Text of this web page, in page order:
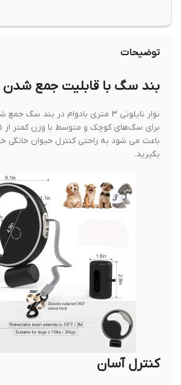
توضیحات
بند سگ با قابلیت جمع شدن
برای
باعث می شود به راحتی کنترل حیوان خانگی خود
بگیرید.
کنترل آسان